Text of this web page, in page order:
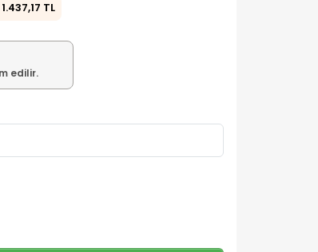
TL
edilir.